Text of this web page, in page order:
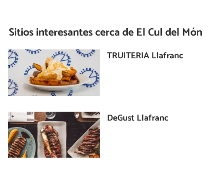
Sitios interesantes cerca deEl Cul del Món
TRUITERIA Llafranc
DeGust Llafranc